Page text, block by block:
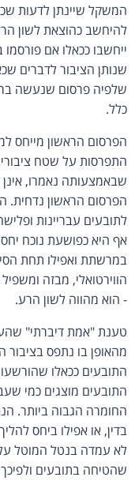
המשקל שיינתן לדעות
להיחשב כהוצאת לשון
ייחשבו ככאלו אם
שנותן הציבור לדברים
שלפיה פרסום שנעשה
כלל.
הפרסום הראשון מייחס
התפרסות על שטח
שבאמצעותה נאמרו, אינן
הפרסום הראשון נדחית.
לתובעים עבריינות
אף היא כפושעת נוכח
במרשתת ואפילו תחת
הווירטואלי, מבזה
- הוא מהווה לשון הרע.
טענת "אמת דיברתי"
מהאופן בו נתפס בציבור
התובעים ככאלו שהורשעו
התובעים מוצגים כמי
החומרה הגבוה ביותר.
בדין, או אפילו ביחס
לא עמדה בנטל המוטל
שהטיחה בתובעים